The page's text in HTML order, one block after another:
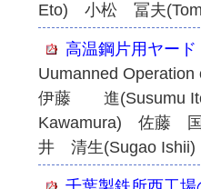
Eto) 小松 冨夫
高温鋼片用ヤー
Uumanned
伊藤 進(Susumu
Kawamura) 佐藤
井 清生(Sugao Ishii)